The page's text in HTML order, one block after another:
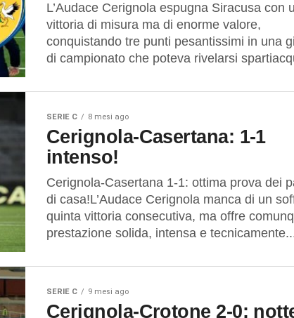
L’Audace Cerignola espugna Siracusa con
vittoria di misura ma di enorme valore,
conquistando tre punti pesantissimi in una
di campionato che poteva rivelarsi
SERIE C 8 mesi ago
Cerignola-Casertana: 1-1
intenso!
Cerignola-Casertana 1-1: ottima prova dei
di casa!L’Audace Cerignola manca di un
quinta vittoria consecutiva, ma offre
prestazione solida, intensa e
SERIE C 9 mesi ago
Cerignola-Crotone 2-0: